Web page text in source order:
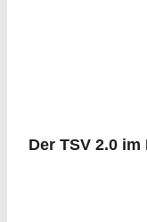
Der TSV 2.0